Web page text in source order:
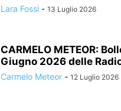
Lara Fossi - 13 Luglio 2026
CARMELO METEOR:
Giugno 2026 delle
Carmelo Meteor - 12 Luglio 2026